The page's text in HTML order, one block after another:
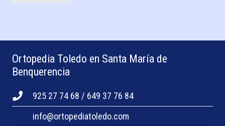
Ortopedia Toledo en Santa María de
Benquerencia
925 27 74 68 / 649 37 76 84
info@ortopediatoledo.com